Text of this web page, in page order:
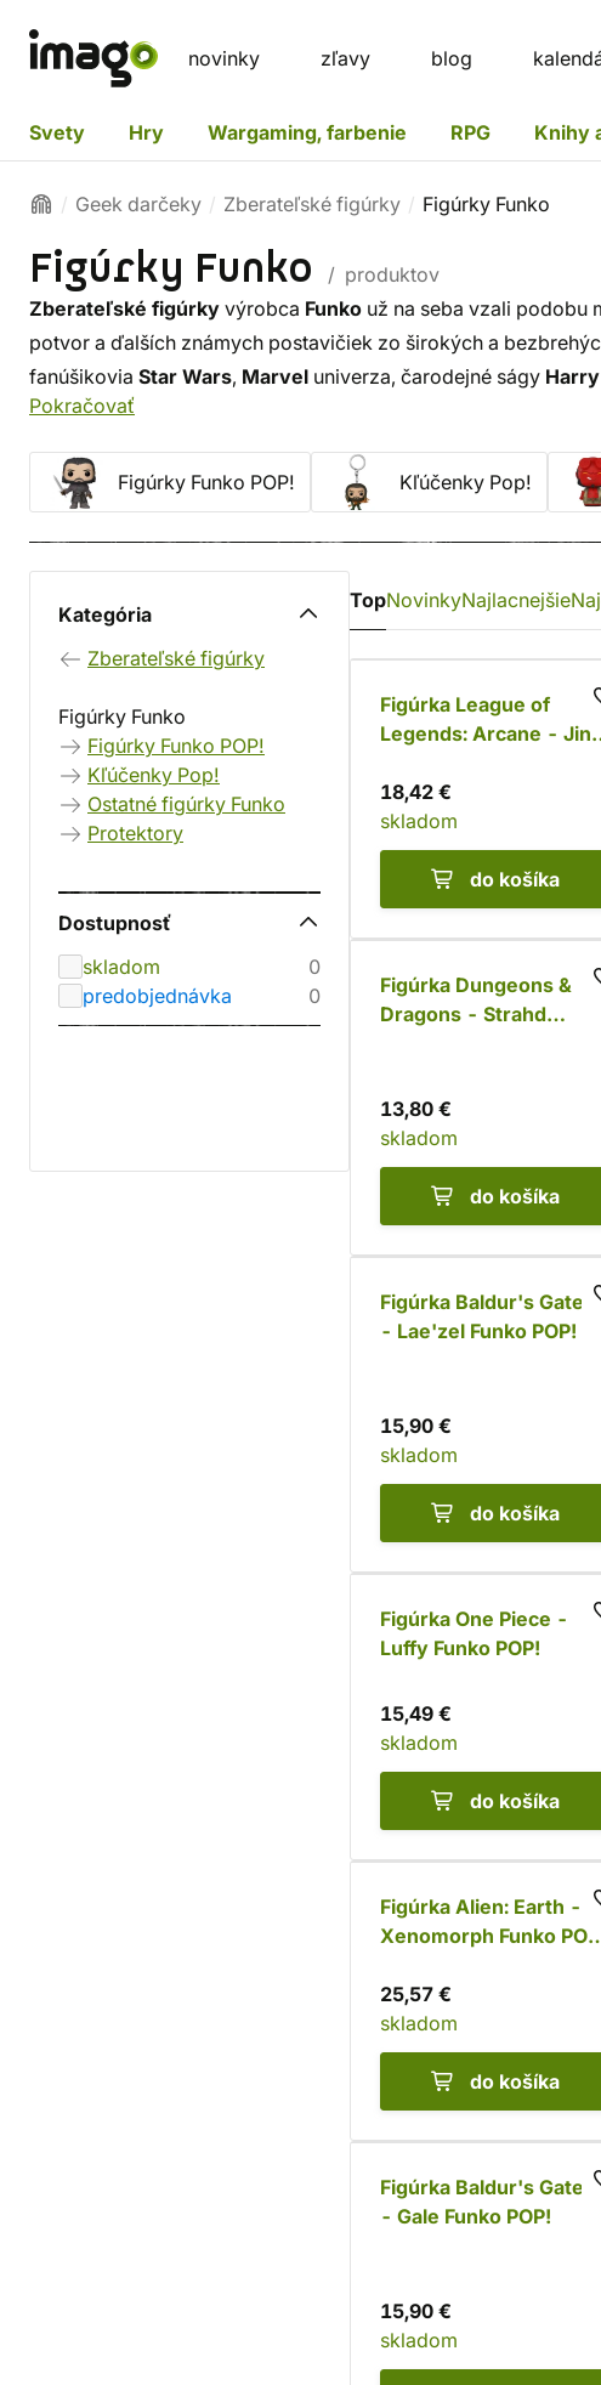
novinky zľavy blog
Svety Hry Wargaming, farbenie RPG Knihy
Geek darčeky Zberateľské figúrky Figúrky Funko
Figúrky Funko
/ produktov
Zberateľské figúrky výrobca Funko už na seba vzali podobu
potvor a ďalších známych postavičiek zo širokých a
fanúšikovia Star Wars, Marvel univerza, čarodejné ságy
Things, a týmto zoznam rozhodne nekončí! Zberateľskú
Pokračovať
Figúrky Funko POP! Kľúčenky Pop!
Kategória
Zberateľské figúrky
Figúrky Funko
Figúrky Funko POP!
Kľúčenky Pop!
Ostatné figúrky Funko
Protektory
Dostupnosť
skladom
0
predobjednávka
0
TopNovinkyNajlacnejšie
Figúrka League of
Legends: Arcane - Jinx
18,42 €
skladom
do košíka
Figúrka Dungeons &
Dragons - Strahd
13,80 €
skladom
do košíka
Figúrka Baldur's Gate 3
- Lae'zel Funko POP!
15,90 €
skladom
do košíka
Figúrka One Piece -
Luffy Funko POP!
15,49 €
skladom
do košíka
Figúrka Alien: Earth -
Xenomorph Funko
25,57 €
skladom
do košíka
Figúrka Baldur's Gate 3
- Gale Funko POP!
15,90 €
skladom